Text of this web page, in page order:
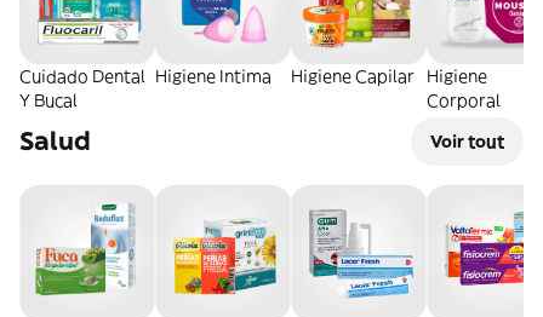
Cuidado Dental
Y Bucal
Higiene Intima Higiene Capilar
Higiene
Corporal
Salud Voir tout